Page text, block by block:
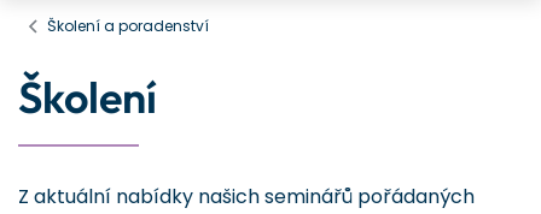
Školení a poradenství
Školení
Z aktuální nabídky našich seminářů pořádaných